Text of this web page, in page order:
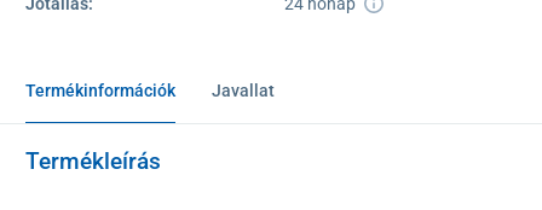
Termékinformációk Javallat
Termékleírás